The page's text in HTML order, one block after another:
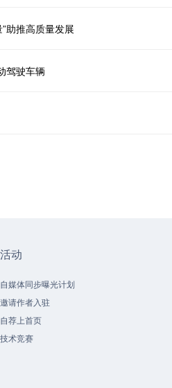
助推高质量发展
驾驶车辆
活动
自媒体同步曝光计划
邀请作者入驻
自荐上首页
技术竞赛